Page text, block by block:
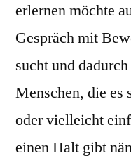
erlernen möchte
Gespräch mit
sucht und
Menschen, die es
oder vielleicht
einen Halt gibt